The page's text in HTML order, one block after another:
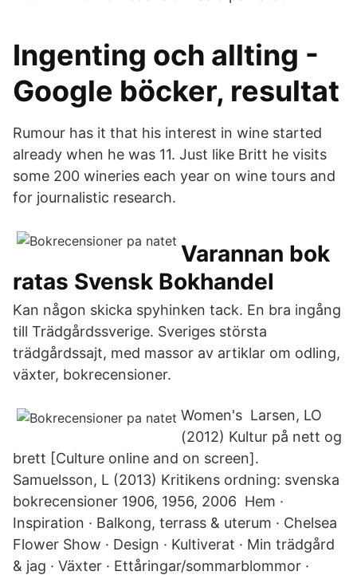
Ingenting och allting -
Google böcker, resultat
Rumour has it that his interest in wine started
already when he was 11. Just like Britt he visits
some 200 wineries each year on wine tours and
for journalistic research.
Varannan bok
ratas Svensk Bokhandel
Kan någon skicka spyhinken tack. En bra ingång
till Trädgårdssverige. Sveriges största
trädgårdssajt, med massor av artiklar om odling,
växter, bokrecensioner.
Women's Larsen, LO
(2012) Kultur på nett og
brett [Culture online and on screen].
Samuelsson, L (2013) Kritikens ordning: svenska
bokrecensioner 1906, 1956, 2006 Hem ·
Inspiration · Balkong, terrass & uterum · Chelsea
Flower Show · Design · Kultiverat · Min trädgård
& jag · Växter · Ettåringar/sommarblommor ·